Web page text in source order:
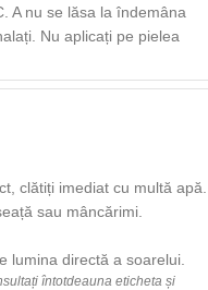
A nu se lăsa la îndemâna
Nu aplicați pe pielea
clătiți imediat cu multă apă.
sau mâncărimi.
lumina directă a soarelui.
întotdeauna eticheta și